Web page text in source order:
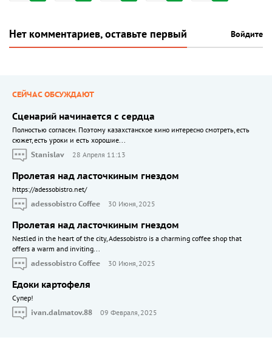
Нет комментариев, оставьте первый Войдите
СЕЙЧАС ОБСУЖДАЮТ
Сценарий начинается с сердца
Полностью согласен. Поэтому казахстанское кино интересно смотреть, есть
сюжет, есть уроки и есть хорошие...
Stanislav
28 Апреля 11:13
Пролетая над ласточкиным гнездом
https://adessobistro.net/
adessobistro Coffee
30 Июня, 2025
Пролетая над ласточкиным гнездом
Nestled in the heart of the city, Adessobistro is a charming coffee shop that
offers a warm and inviting...
adessobistro Coffee
30 Июня, 2025
Едоки картофеля
Cупер!
ivan.dalmatov.88
09 Февраля, 2025